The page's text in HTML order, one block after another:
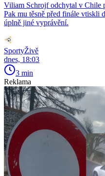
Viliam Schrojf odchytal v Chile
Pak mu těsně před finále vtiskli
úplně jiné vyprávění.
SportyŽivě
dnes, 18:03
3 min
Reklama